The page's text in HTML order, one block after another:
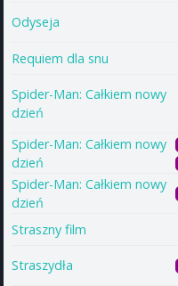
Odyseja
Requiem dla snu
Spider-Man: Całkiem nowy
dzień
Spider-Man: Całkiem nowy
dzień
Spider-Man: Całkiem nowy
dzień
Straszny film
Straszydła